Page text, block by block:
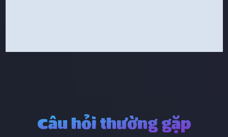
Câu hỏi thường gặp